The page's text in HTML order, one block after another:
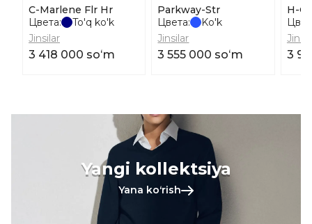
C-Marlene Flr Hr
Цвета:
To'q ko'k
Jinsilar
3 418 000 soʻm
Parkway-Str
Цвета:
Ko'k
Jinsilar
3 555 000 soʻm
H-
3
Yangi kollektsiya
Yana koʻrish